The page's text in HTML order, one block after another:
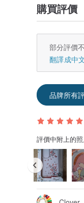
購買評價
部分評價
翻譯成中
品牌所有
評價中附上的